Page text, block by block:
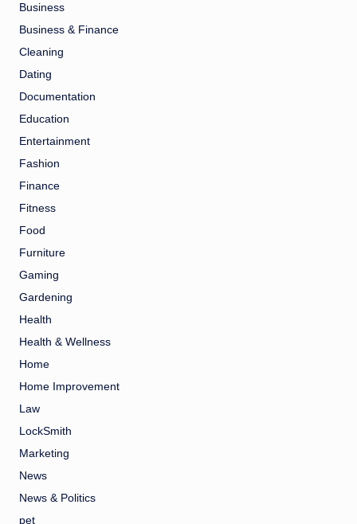
Business
Business & Finance
Cleaning
Dating
Documentation
Education
Entertainment
Fashion
Finance
Fitness
Food
Furniture
Gaming
Gardening
Health
Health & Wellness
Home
Home Improvement
Law
LockSmith
Marketing
News
News & Politics
pet